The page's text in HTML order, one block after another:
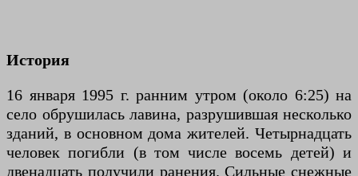
История
16 января 1995 г. ранним утром (около 6:25) на
село обрушилась лавина, разрушившая несколько
зданий, в основном дома жителей. Четырнадцать
человек погибли (в том числе восемь детей) и
двенадцать получили ранения. Сильные снежные